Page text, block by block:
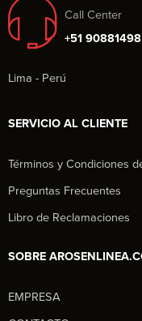
Call Center
+51
Lima - Perú
SERVICIO AL CLIENTE
Términos y Condiciones
Preguntas Frecuentes
Libro de Reclamaciones
SOBRE
EMPRESA